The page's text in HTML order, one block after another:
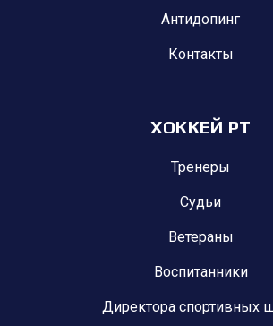
Антидопинг
Контакты
ХОККЕЙ РТ
Тренеры
Судьи
Ветераны
Воспитанники
Директора спортивных